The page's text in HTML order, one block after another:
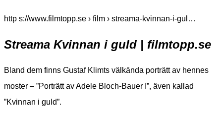
http s://www.filmtopp.se › film › streama-kvinnan-i-gul…
Streama Kvinnan i guld | filmtopp.se
Bland dem finns Gustaf Klimts välkända porträtt av hennes
moster – ”Porträtt av Adele Bloch-Bauer I”, även kallad
”Kvinnan i guld”.